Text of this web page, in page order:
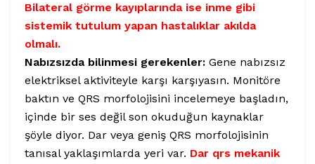
Bilateral görme kayıplarında ise inme gibi
sistemik tutulum yapan hastalıklar akılda
olmalı.
Nabızsızda bilinmesi gerekenler: Gene nabızsız
elektriksel aktiviteyle karşı karşıyasın. Monitöre
baktın ve QRS morfolojisini incelemeye başladın,
içinde bir ses değil son okuduğun kaynaklar
şöyle diyor. Dar veya geniş QRS morfolojisinin
tanısal yaklaşımlarda yeri var. Dar qrs mekanik